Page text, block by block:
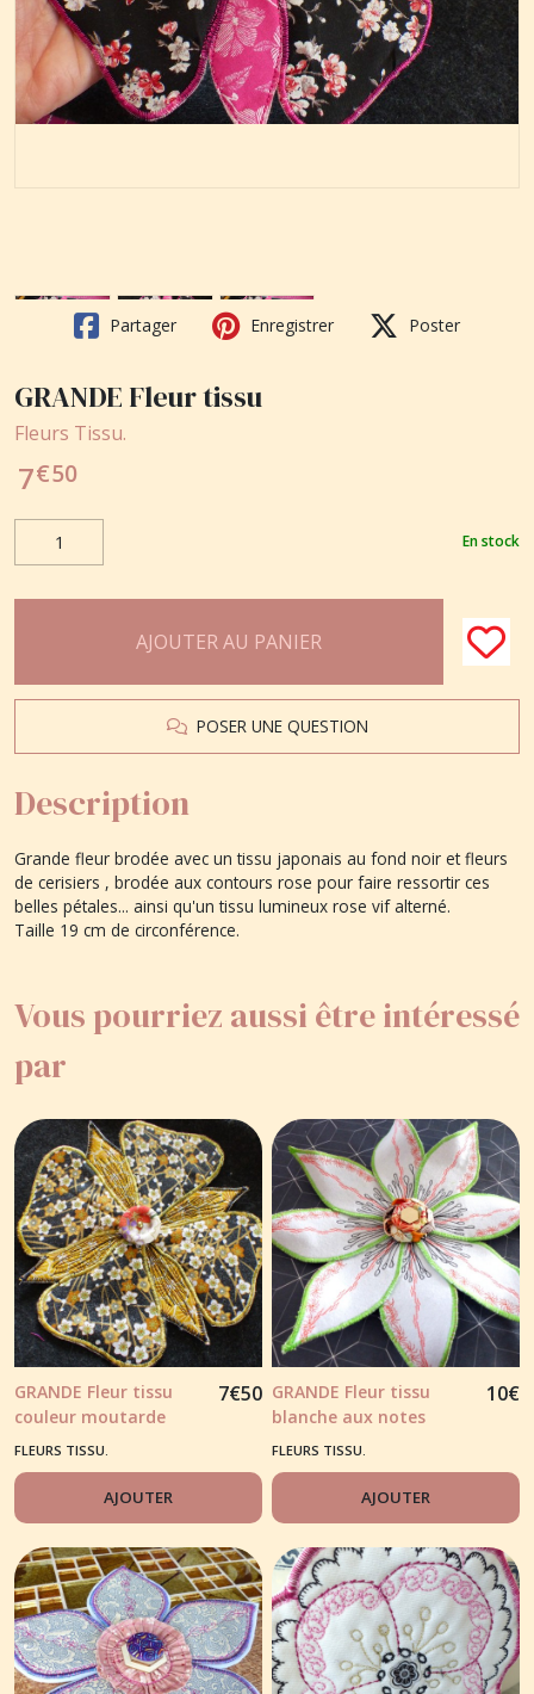
Partager Enregistrer Poster
GRANDE Fleur tissu
Fleurs Tissu.
7€50
En stock
AJOUTER AU PANIER
POSER UNE QUESTION
Description
Grande fleur brodée avec un tissu japonais au fond noir et fleurs
de cerisiers , brodée aux contours rose pour faire ressortir ces
belles pétales... ainsi qu'un tissu lumineux rose vif alterné.
Taille 19 cm de circonférence.
Vous pourriez aussi être intéressé
par
GRANDE Fleur tissu
couleur moutarde
7€50
FLEURS TISSU.
AJOUTER
GRANDE Fleur tissu
blanche aux notes
vert/orange brodée
10€
FLEURS TISSU.
AJOUTER